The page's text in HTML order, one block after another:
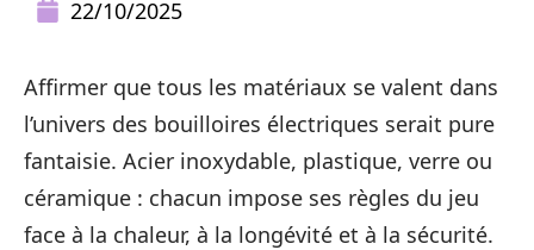
22/10/2025
Affirmer que tous les matériaux se valent dans
l’univers des bouilloires électriques serait pure
fantaisie. Acier inoxydable, plastique, verre ou
céramique : chacun impose ses règles du jeu
face à la chaleur, à la longévité et à la sécurité.